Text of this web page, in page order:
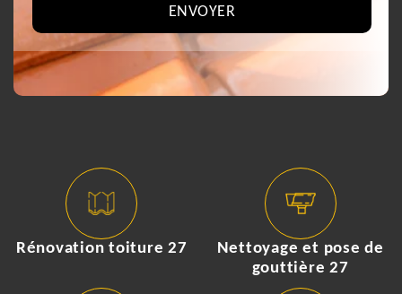
Rénovation toiture 27
Nettoyage et pose de
gouttière 27